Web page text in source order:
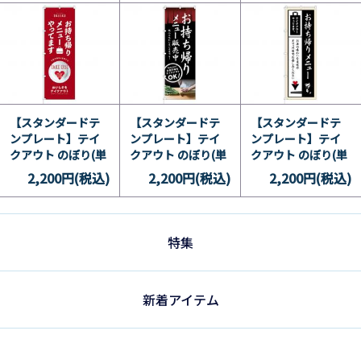
【スタンダードテ
ンプレート】テイ
クアウト のぼり(単
品) 洋 11
2,200円(税込)
【スタンダードテ
ンプレート】テイ
クアウト のぼり(単
品) 和 10
2,200円(税込)
【スタンダードテ
ンプレート】テイ
クアウト のぼり(単
品) 和 9
2,200円(税込)
特集
新着アイテム